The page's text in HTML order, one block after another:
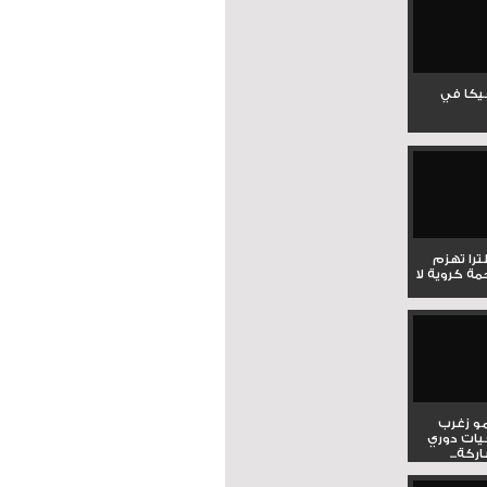
في
تهزم
ملحمة كروية لا
زغرب
دوري